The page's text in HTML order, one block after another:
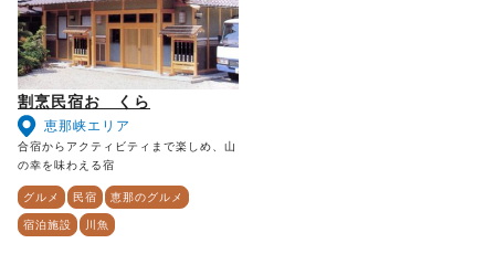
割烹民宿おゝくら
恵那峡エリア
合宿からアクティビティまで楽しめ、山
の幸を味わえる宿
グルメ 民宿 恵那のグルメ
宿泊施設 川魚